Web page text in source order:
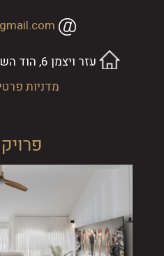
עזר ויצמן 6, הוד השרון, מיקוד: 4502555
מדניות